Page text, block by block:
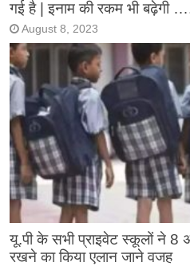
गई है | इनाम की रकम भी बढ़ेगी
August 8, 2023
यू.पी के सभी प्राइवेट स्कूलों ने
रखने का किया एलान जाने वजह